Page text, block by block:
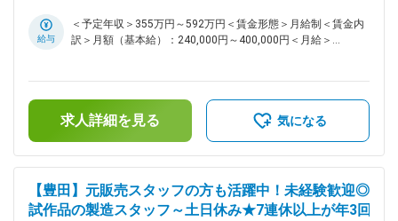
ます。 ■業務内容： 各国の充電設備規格への適合、充電時間
の短縮と寿命の両立、寒冷地対応などバッテリーの性能を最大
です。 ■業務詳細： 具体的な仕事内容は、各国の充電設備規
格への適合、充電時間の短縮と寿命の両立、寒冷地対応などバ
ッテリーの性能を最大限に引き出す制御方法の検討、ソフトウ
ェアの開発、SILSでの評価、制御ECUへのソフトウェア実装及
って進めます。担当業務のチームリーダや先輩社員のOJTに
よる実践訓練を通じて仕事を覚えて頂きますので、PCが普通
に操作できれば制御系ソフトウェアなどの開発経験が無くても
仕事を始めることができます。 ■使用言語： C、C++、
める事業所（リモートワーク含む）
給与
＜予定年収＞355万円～592万円＜賃金形態＞月給制＜賃金内
訳＞月額（基本給）：240,000円～400,000円＜月給＞
ヶ月分想定年収はあくまでも目安の金額です。賃金はあくまで
も目安の金額であり、選考を通じて上下する可能性がありま
す。月給(月額)は固定手当を含めた表記です。
求人詳細を見る 気になる
【豊田】元販売スタッフの方も活躍中！未経験歓迎◎
試作品の製造スタッフ～土日休み★7連休以上が年3回